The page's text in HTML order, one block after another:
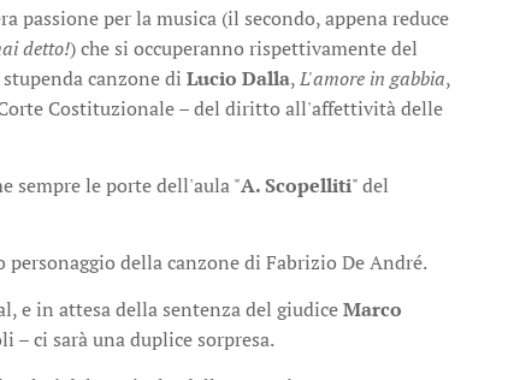
passione per la musica (il secondo, appena reduce
detto!) che si occuperanno rispettivamente del
canzone di Lucio Dalla,L'amore in gabbia,
Costituzionale – del diritto all'affettività delle
sempre le porte dell'aula "A. Scopelliti" del
della canzone di Fabrizio De André.
e in attesa della sentenza del giudiceMarco
– ci sarà una duplice sorpresa.